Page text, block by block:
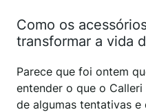
Como os
transformar a vida
Parece que foi ontem
entender o que o
de algumas tentativas e